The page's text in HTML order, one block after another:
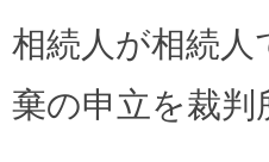
相続人が相続
棄の申立を裁判